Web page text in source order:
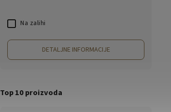
Na zalihi
DETALJNE INFORMACIJE
Top 10 proizvoda